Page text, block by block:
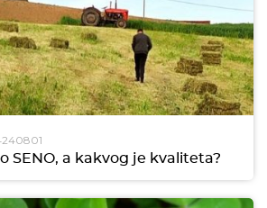
SENO, a kakvog je kvaliteta?